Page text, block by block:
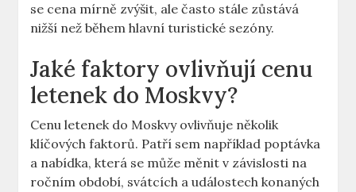
se cena mírně zvýšit, ale často stále zůstává
nižší než během hlavní turistické sezóny.
Jaké faktory ovlivňují cenu
letenek do Moskvy?
Cenu letenek do Moskvy ovlivňuje několik
klíčových faktorů. Patří sem například poptávka
a nabídka, která se může měnit v závislosti na
ročním období, svátcích a událostech konaných